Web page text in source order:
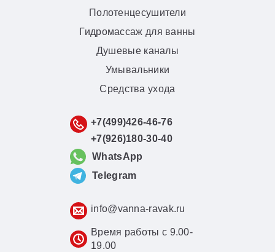
Полотенцесушители
Гидромассаж для ванны
Душевые каналы
Умывальники
Средства ухода
+7(499)426-46-76
+7(926)180-30-40
WhatsApp
Telegram
info@vanna-ravak.ru
Время работы с 9.00-
19.00